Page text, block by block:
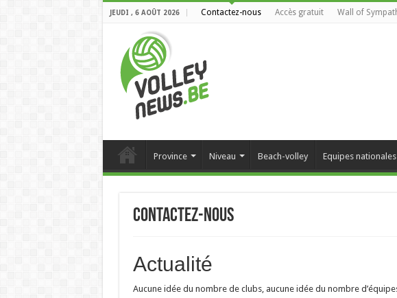
JEUDI , 6 AOÛT 2026 Contactez-nous Accès gratuit Wall of
Province Niveau Beach-volley Equipes nationales
Contactez-nous
Actualité
Aucune idée du nombre de clubs, aucune idée du nombre